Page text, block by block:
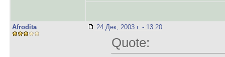
Afrodita 24 Дек, 2003 г. - 13:20
Quote: